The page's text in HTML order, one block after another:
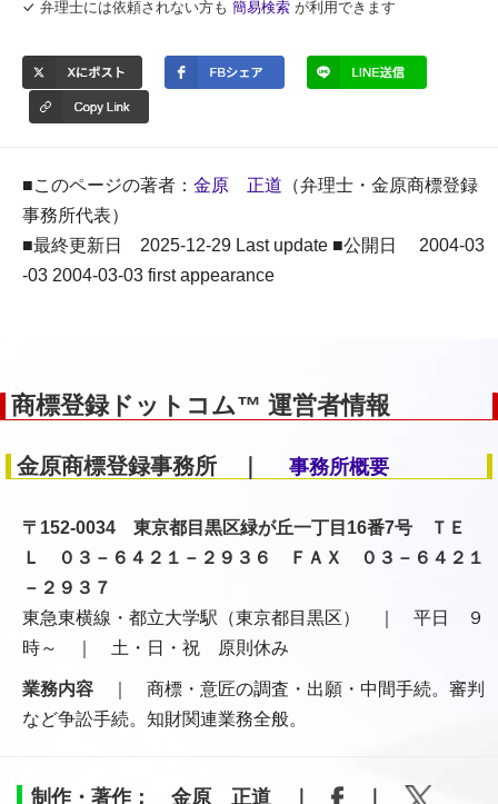
弁理士には依頼されない方も 簡易検索 が利用できます
■このページの著者： 金原 正道 （弁理士・金原商標登録
事務所代表）
■最終更新日 2025-12-29 Last update ■公開日 2004-03
-03 2004-03-03 first appearance
商標登録ドットコム™ 運営者情報
金原商標登録事務所 ｜ 事務所概要
〒152-0034 東京都目黒区緑が丘一丁目16番7号 ＴＥ
Ｌ ０３－６４２１－２９３６ ＦＡＸ ０３－６４２１
－２９３７
東急東横線・都立大学駅（東京都目黒区） ｜ 平日 ９
時～ ｜ 土・日・祝 原則休み
業務内容 ｜ 商標・意匠の調査・出願・中間手続。審判
など争訟手続。知財関連業務全般。
制作・著作： 金原 正道 ｜